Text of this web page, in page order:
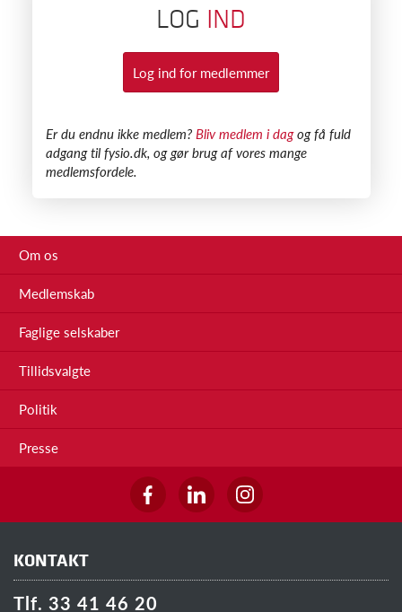
LOG IND
Log ind for medlemmer
​Er du endnu ikke medlem? Bliv medlem i dagog få fuld
adgang til fysio.dk, og gør brug af vores mange
medlemsfordele.
Om os
Medlemskab
Faglige selskaber
Tillidsvalgte
Politik
Presse
KONTAKT
Tlf. 33 41 46 20